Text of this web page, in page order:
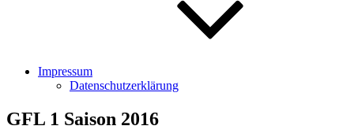
Impressum
Datenschutzerklärung
GFL 1 Saison 2016